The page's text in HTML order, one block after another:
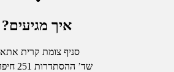
איך מגיעים?
סניף צומת קרית אתא
שד’ ההסתדרות 251 חיפה –